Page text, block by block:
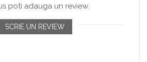
poti adauga un review.
SCRIE UN REVIEW